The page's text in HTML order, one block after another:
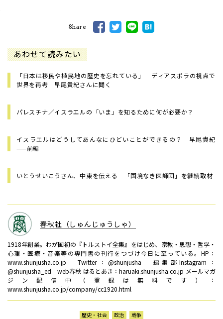
Share
あわせて読みたい
「日本は移民や植民地の歴史を忘れている」 ディアスポラの視点で
世界を再考 早尾貴紀さんに聞く
パレスチナ／イスラエルの「いま」を知るために何が必要か？
イスラエルはどうしてあんなにひどいことができるの？ 早尾貴紀
——前編
いとうせいこうさん、中東を伝える 「国境なき医師団」を継続取材
春秋社（しゅんじゅうしゃ）
1918年創業。わが国初の『トルストイ全集』をはじめ、宗教・思想・哲学・
心理・医療・音楽等の専門書の刊行をつづけ今日に至っている。HP：
www.shunjusha.co.jp Twitter：@shunjusha 編集部Instagram：
@shunjusha_ed web春秋 はるとあき：haruaki.shunjusha.co.jp メールマガ
ジン配信中（登録は無料です）：
www.shunjusha.co.jp/company/cc1920.html
歴史・社会 政治 戦争